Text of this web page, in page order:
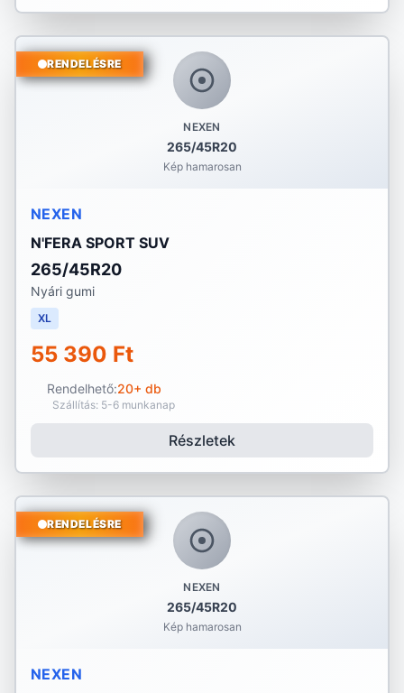
NEXEN
265/45R20
Kép hamarosan
RENDELÉSRE
NEXEN
N'FERA SPORT SUV
265/45R20
Nyári gumi
XL
55 390 Ft
Rendelhető:20+ db
Szállítás: 5-6 munkanap
Részletek
NEXEN
265/45R20
Kép hamarosan
RENDELÉSRE
NEXEN